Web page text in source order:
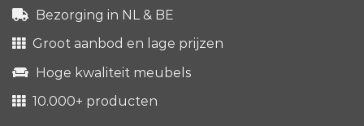
Bezorging in NL & BE
Groot aanbod en lage prijzen
Hoge kwaliteit meubels
10.000+ producten